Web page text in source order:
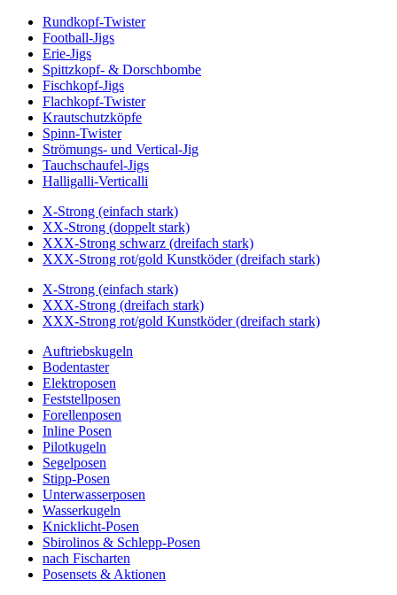
Rundkopf-Twister
Football-Jigs
Erie-Jigs
Spittzkopf- & Dorschbombe
Fischkopf-Jigs
Flachkopf-Twister
Krautschutzköpfe
Spinn-Twister
Strömungs- und Vertical-Jig
Tauchschaufel-Jigs
Halligalli-Verticalli
X-Strong (einfach stark)
XX-Strong (doppelt stark)
XXX-Strong schwarz (dreifach stark)
XXX-Strong rot/gold Kunstköder (dreifach stark)
X-Strong (einfach stark)
XXX-Strong (dreifach stark)
XXX-Strong rot/gold Kunstköder (dreifach stark)
Auftriebskugeln
Bodentaster
Elektroposen
Feststellposen
Forellenposen
Inline Posen
Pilotkugeln
Segelposen
Stipp-Posen
Unterwasserposen
Wasserkugeln
Knicklicht-Posen
Sbirolinos & Schlepp-Posen
nach Fischarten
Posensets & Aktionen